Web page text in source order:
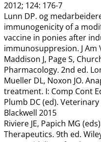
2012; 124: 176-7
Lunn DP. og
immunogenicity of a
vaccine in ponies after
immunosuppresion. J Am
Maddison J, Page S,
Pharmacology. 2nd ed.
Mueller DL, Noxon JO.
treatment. I: Comp Cont
Plumb DC (ed).
Blackwell 2015
Riviere JE, Papich MG
Therapeutics. 9th ed.